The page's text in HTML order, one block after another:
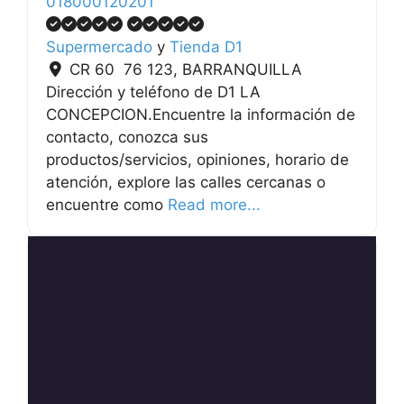
Supermercado y Tienda D1
CR 60 76 123, BARRANQUILLA
Dirección y teléfono de D1 LA
CONCEPCION.Encuentre la información de
contacto, conozca sus
productos/servicios, opiniones, horario de
atención, explore las calles cercanas o
encuentre como Read more...